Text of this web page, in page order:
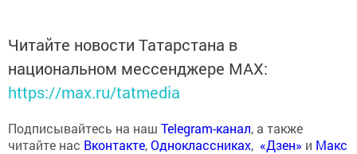
Читайте новости Татарстана в
национальном мессенджере MАХ:
https://max.ru/tatmedia
Подписывайтесь на наш Telegram-канал, а также
читайте нас Вконтакте,Одноклассниках, «Дзен» и Макс